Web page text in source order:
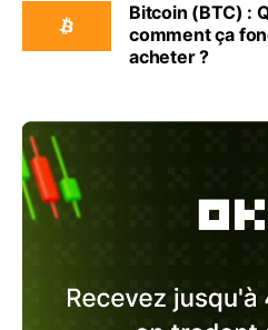
Bitcoin (BTC) :
comment ça
acheter ?